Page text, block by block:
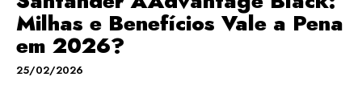
Milhas e Benefícios Vale a Pena
em 2026?
25/02/2026